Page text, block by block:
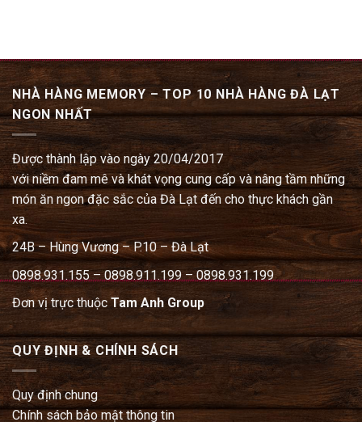
NHÀ HÀNG MEMORY – TOP 10 NHÀ HÀNG ĐÀ LẠT
NGON NHẤT
Được thành lập vào ngày 20/04/2017
với niềm đam mê và khát vọng cung cấp và nâng tầm những
món ăn ngon đặc sắc của Đà Lạt đến cho thực khách gần
xa.
24B – Hùng Vương – P.10 – Đà Lạt
0898.931.155 – 0898.911.199 – 0898.931.199
Đơn vị trực thuộcTam Anh Group
QUY ĐỊNH & CHÍNH SÁCH
Quy định chung
Chính sách bảo mật thông tin